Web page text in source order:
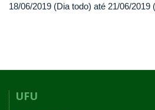
18/06/2019 (Dia todo) até 21/06/2019
UFU